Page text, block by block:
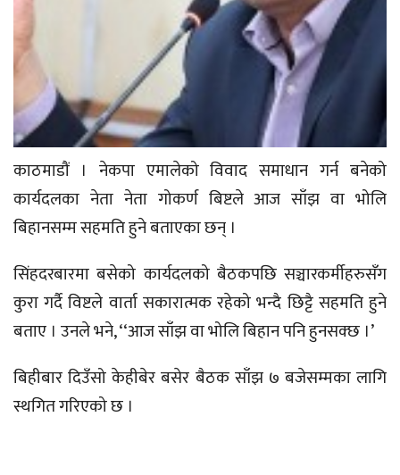
काठमाडौं । नेकपा एमालेको विवाद समाधान गर्न बनेको
कार्यदलका नेता नेता गोकर्ण बिष्टले आज साँझ वा भोलि
बिहानसम्म सहमति हुने बताएका छन् ।
सिंहदरबारमा बसेको कार्यदलको बैठकपछि सञ्चारकर्मीहरुसँग
कुरा गर्दै विष्टले वार्ता सकारात्मक रहेको भन्दै छिट्टै सहमति हुने
बताए । उनले भने, ‘‘आज साँझ वा भोलि बिहान पनि हुनसक्छ ।’
बिहीबार दिउँसो केहीबेर बसेर बैठक साँझ ७ बजेसम्मका लागि
स्थगित गरिएको छ ।